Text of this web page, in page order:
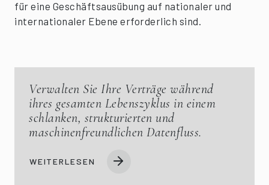
für eine Geschäftsausübung auf nationaler und
internationaler Ebene erforderlich sind.
Verwalten Sie Ihre Verträge während
ihres gesamten Lebenszyklus in einem
schlanken, strukturierten und
maschinenfreundlichen Datenfluss.
WEITERLESEN